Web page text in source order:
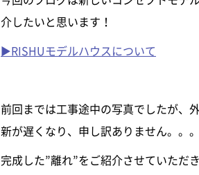
介したいと思います！
▶RISHUモデルハウスについて
前回までは工事途中の写真でしたが、
新が遅くなり、申し訳ありません。。
完成した”離れ”をご紹介させていただ